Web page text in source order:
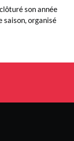
son année
saison, organisé